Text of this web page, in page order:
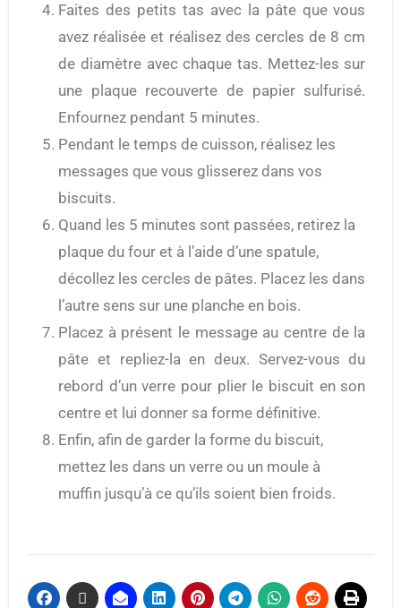
Faites des petits tas avec la pâte que vous
avez réalisée et réalisez des cercles de 8 cm
de diamètre avec chaque tas. Mettez-les sur
une plaque recouverte de papier sulfurisé.
Enfournez pendant 5 minutes.
Pendant le temps de cuisson, réalisez les
messages que vous glisserez dans vos
biscuits.
Quand les 5 minutes sont passées, retirez la
plaque du four et à l’aide d’une spatule,
décollez les cercles de pâtes. Placez les dans
l’autre sens sur une planche en bois.
Placez à présent le message au centre de la
pâte et repliez-la en deux. Servez-vous du
rebord d’un verre pour plier le biscuit en son
centre et lui donner sa forme définitive.
Enfin, afin de garder la forme du biscuit,
mettez les dans un verre ou un moule à
muffin jusqu’à ce qu’ils soient bien froids.